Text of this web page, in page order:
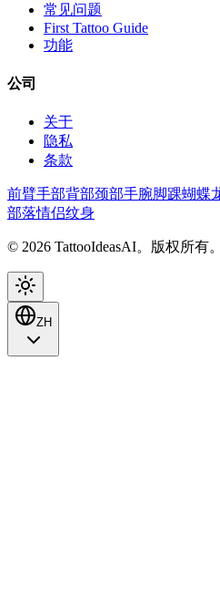
常见问题
First Tattoo Guide
功能
公司
关于
隐私
条款
前臂手部背部颈部手腕脚踝蝴蝶
部落情侣纹身
© 2026 TattooIdeasAI。版权所有。
ZH